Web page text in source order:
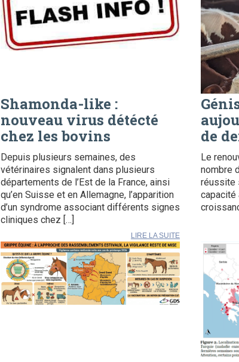
Shamonda-like :
nouveau virus détécté
chez les bovins
Depuis plusieurs semaines, des
vétérinaires signalent dans plusieurs
départements de l’Est de la France, ainsi
qu’en Suisse et en Allemagne, l’apparition
d’un syndrome associant différents signes
cliniques chez […]
LIRE LA SUITE
de
Le
nombre
réussite
capacité